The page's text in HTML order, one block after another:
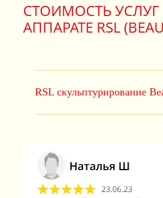
СТОИМОСТЬ УСЛУГ
АППАРАТЕ RSL
RSL скульптурирование